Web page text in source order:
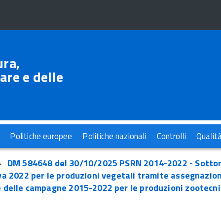
e delle
Politiche europee Politiche nazionali Controlli
DM 584648 del 30/10/2025 PSRN 2014-2022 -
2022 per le produzioni vegetali tramite
campagne 2015-2022 per le produzioni